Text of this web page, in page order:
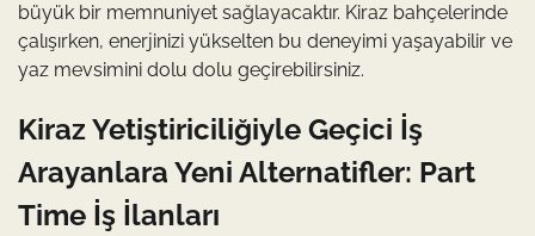
büyük bir memnuniyet sağlayacaktır. Kiraz bahçelerinde
çalışırken, enerjinizi yükselten bu deneyimi yaşayabilir ve
yaz mevsimini dolu dolu geçirebilirsiniz.
Kiraz Yetiştiriciliğiyle Geçici İş
Arayanlara Yeni Alternatifler: Part
Time İş İlanları